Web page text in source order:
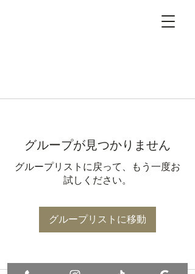
グループが見つかりません
グループリストに戻って、もう一度お
試しください。
グループリストに移動